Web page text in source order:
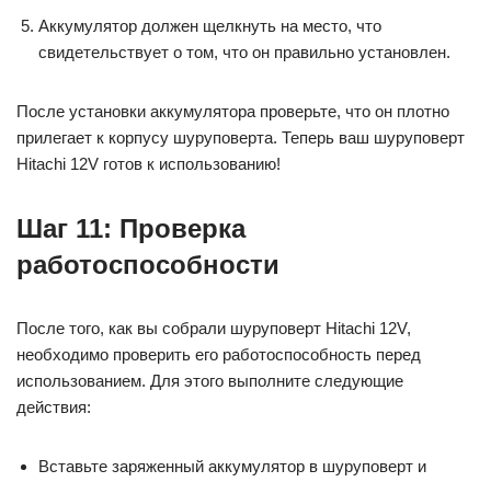
Аккумулятор должен щелкнуть на место, что
свидетельствует о том, что он правильно установлен.
После установки аккумулятора проверьте, что он плотно
прилегает к корпусу шуруповерта. Теперь ваш шуруповерт
Hitachi 12V готов к использованию!
Шаг 11: Проверка
работоспособности
После того, как вы собрали шуруповерт Hitachi 12V,
необходимо проверить его работоспособность перед
использованием. Для этого выполните следующие
действия:
Вставьте заряженный аккумулятор в шуруповерт и